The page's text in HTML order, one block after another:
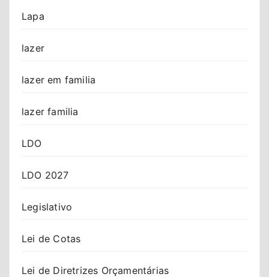
Lapa
lazer
lazer em familia
lazer familia
LDO
LDO 2027
Legislativo
Lei de Cotas
Lei de Diretrizes Orçamentárias